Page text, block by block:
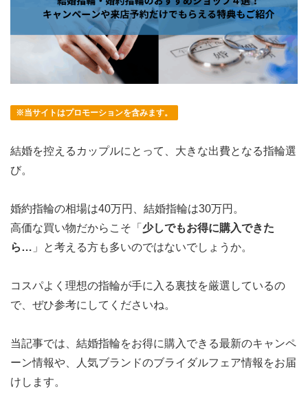
※当サイトはプロモーションを含みます。
結婚を控えるカップルにとって、大きな出費となる指輪選
び。
婚約指輪の相場は40万円、結婚指輪は30万円。
高価な買い物だからこそ「 少しでもお得に購入できた
ら… 」と考える方も多いのではないでしょうか。
コスパよく理想の指輪が手に入る裏技を厳選しているの
で、ぜひ参考にしてくださいね。
当記事では、 結婚指輪をお得に購入できる最新のキャンペ
ーン情報や、人気ブランドのブライダルフェア情報をお届
け します。